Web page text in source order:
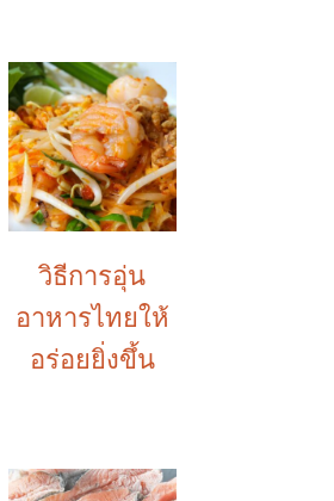
วิธีการอุ่น
อาหารไทยให้
อร่อยยิ่งขึ้น